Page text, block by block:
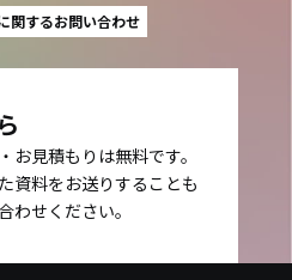
関するお問い合わせ
見積もりは無料です。
資料をお送りすることも
わせください。